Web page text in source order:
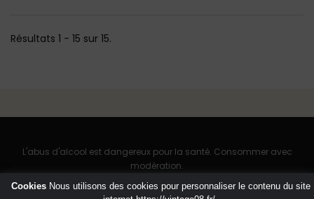
Résultats 1 - 15 sur 15.
CookiesNous utilisons des cookies pour personnaliser le contenu du site
L'abus d'alcool est dangereux pour la santé. Consommer avec
modération.